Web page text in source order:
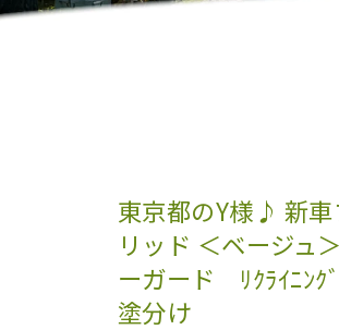
東京都のY様♪ 新
リッド ＜ベージ
ーガード ﾘｸﾗｲﾆﾝ
塗分け